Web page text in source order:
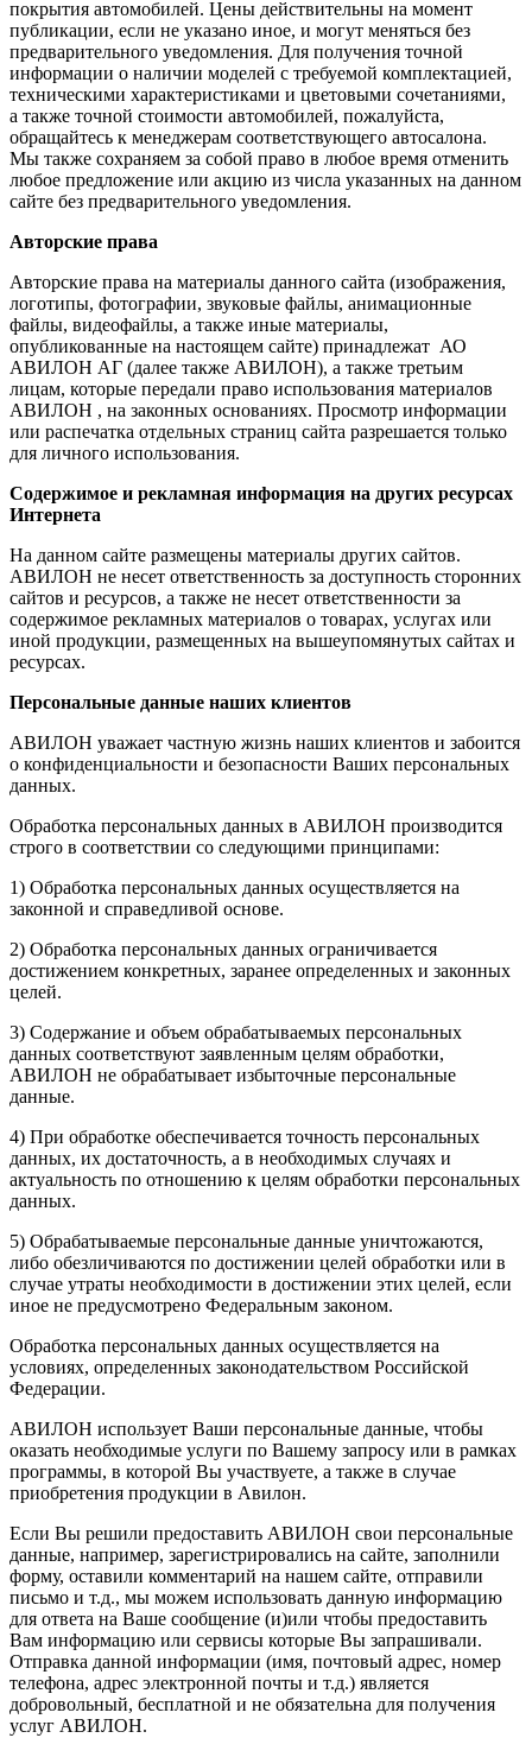
покрытия автомобилей. Цены действительны на момент
публикации, если не указано иное, и могут меняться без
предварительного уведомления. Для получения точной
информации о наличии моделей с требуемой комплектацией,
техническими характеристиками и цветовыми сочетаниями,
а также точной стоимости автомобилей, пожалуйста,
обращайтесь к менеджерам соответствующего автосалона.
Мы также сохраняем за собой право в любое время отменить
любое предложение или акцию из числа указанных на данном
сайте без предварительного уведомления.
Авторские права
Авторские права на материалы данного сайта (изображения,
логотипы, фотографии, звуковые файлы, анимационные
файлы, видеофайлы, а также иные материалы,
опубликованные на настоящем сайте) принадлежат АО
АВИЛОН АГ (далее также АВИЛОН), а также третьим
лицам, которые передали право использования материалов
АВИЛОН , на законных основаниях. Просмотр информации
или распечатка отдельных страниц сайта разрешается только
для личного использования.
Содержимое и рекламная информация на других ресурсах
Интернета
На данном сайте размещены материалы других сайтов.
АВИЛОН не несет ответственность за доступность сторонних
сайтов и ресурсов, а также не несет ответственности за
содержимое рекламных материалов о товарах, услугах или
иной продукции, размещенных на вышеупомянутых сайтах и
ресурсах.
Персональные данные наших клиентов
АВИЛОН уважает частную жизнь наших клиентов и забоится
о конфиденциальности и безопасности Ваших персональных
данных.
Обработка персональных данных в АВИЛОН производится
строго в соответствии со следующими принципами:
1) Обработка персональных данных осуществляется на
законной и справедливой основе.
2) Обработка персональных данных ограничивается
достижением конкретных, заранее определенных и законных
целей.
3) Содержание и объем обрабатываемых персональных
данных соответствуют заявленным целям обработки,
АВИЛОН не обрабатывает избыточные персональные
данные.
4) При обработке обеспечивается точность персональных
данных, их достаточность, а в необходимых случаях и
актуальность по отношению к целям обработки персональных
данных.
5) Обрабатываемые персональные данные уничтожаются,
либо обезличиваются по достижении целей обработки или в
случае утраты необходимости в достижении этих целей, если
иное не предусмотрено Федеральным законом.
Обработка персональных данных осуществляется на
условиях, определенных законодательством Российской
Федерации.
АВИЛОН использует Ваши персональные данные, чтобы
оказать необходимые услуги по Вашему запросу или в рамках
программы, в которой Вы участвуете, а также в случае
приобретения продукции в Авилон.
Если Вы решили предоставить АВИЛОН свои персональные
данные, например, зарегистрировались на сайте, заполнили
форму, оставили комментарий на нашем сайте, отправили
письмо и т.д., мы можем использовать данную информацию
для ответа на Ваше сообщение (и)или чтобы предоставить
Вам информацию или сервисы которые Вы запрашивали.
Отправка данной информации (имя, почтовый адрес, номер
телефона, адрес электронной почты и т.д.) является
добровольный, бесплатной и не обязательна для получения
услуг АВИЛОН.